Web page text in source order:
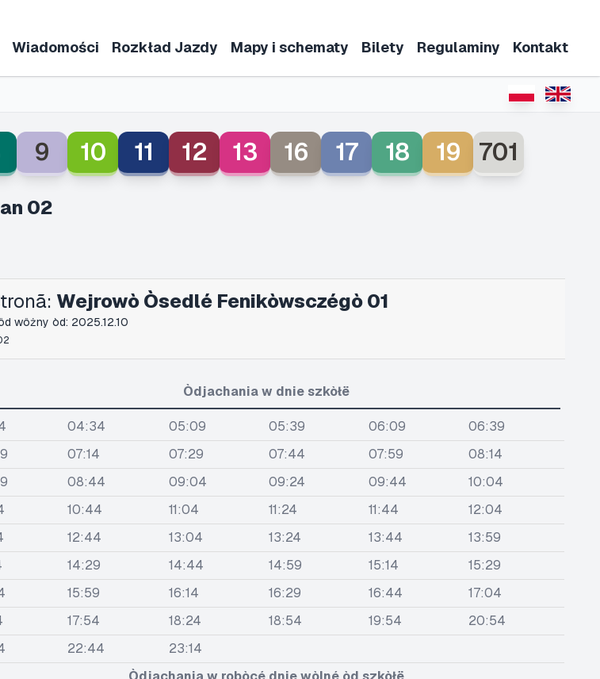
Wiadomości Rozkład Jazdy Mapy i schematy Bilety Regulaminy Kontakt
9 10 11 12 13 16 17 18 19 701
02
Wejrowò Òsedlé Fenikòwsczégò 01
wôżny òd: 2025.12.10
Òdjachania w dnie szkòłë
04:34 05:09 05:39 06:09
06:39
07:14 07:29 07:44 07:59
08:14
08:44 09:04 09:24 09:44
10:04
10:44 11:04 11:24 11:44
12:04
12:44 13:04 13:24 13:44
13:59
14:29 14:44 14:59 15:14
15:29
15:59 16:14 16:29 16:44
17:04
17:54 18:24 18:54 19:54
20:54
22:44
23:14